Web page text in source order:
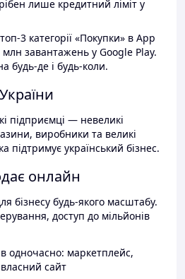
лише кредитний ліміт у
3 категорії «Покупки» в App
завантажень у Google Play.
будь-де і будь-коли.
підприємці — невеликі
виробники та великі
підтримує український бізнес.
онлайн
бізнесу будь-якого масштабу.
доступ до мільйонів
одночасно: маркетплейс,
сайт